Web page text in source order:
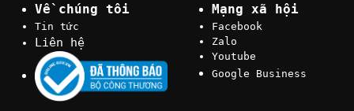
Về chúng tôi
Tin tức
Liên hệ
Mạng xã hội
Facebook
Zalo
Youtube
Google Business